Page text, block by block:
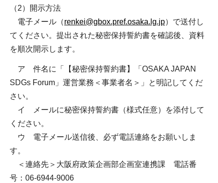
（2）開示方法
電子メール（renkei@gbox.pref.osaka.lg.jp）で送付し
てください。提出された秘密保持誓約書を確認後、資料
を順次開示します。
ア 件名に「【秘密保持誓約書】「OSAKA JAPAN
SDGs Forum」運営業務＜事業者名＞」と明記してくだ
さい。
イ メールに秘密保持誓約書（様式任意）を添付して
ください。
ウ 電子メール送信後、必ず電話連絡をお願いしま
す。
＜連絡先＞大阪府政策企画部企画室連携課 電話番
号：06-6944-9006